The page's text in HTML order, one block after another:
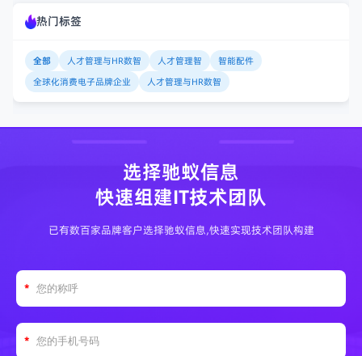
热门标签
全部 人才管理与HR数智 人才管理智
智能配件
全球化消费电子品牌企业
人才管理与HR数智
选择驰蚁信息
快速组建IT技术团队
已有数百家品牌客户选择驰蚁信息,快速实现技术团队构建